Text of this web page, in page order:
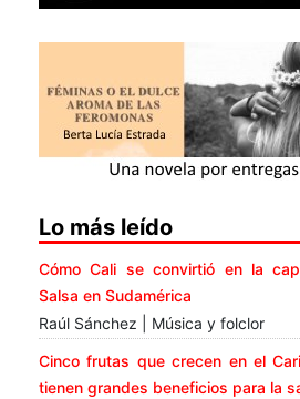
Lo más leído
Cómo Cali se convirtió en la
Salsa en Sudamérica
Raúl Sánchez | Música y folclor
Cinco frutas que crecen en el
tienen grandes beneficios para la